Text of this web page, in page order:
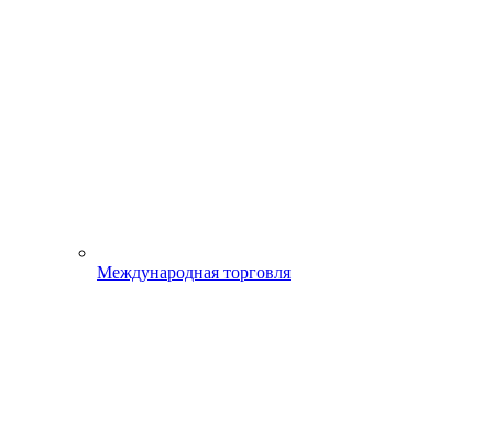
Международная торговля